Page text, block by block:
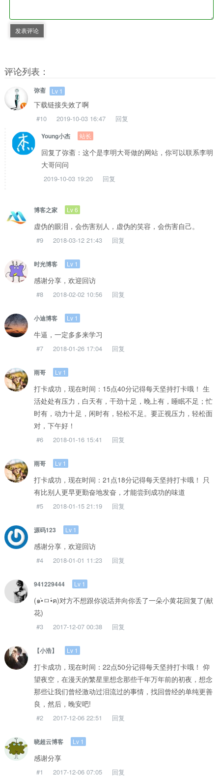
发表评论
评论列表：
弥斋 Lv 1
下载链接失效了啊
#10 2019-10-03 16:47 回复
Young小杰 站长
回复了弥斋：这个是李明大哥做的网站，你可以联系李明
大哥问问
2019-10-03 19:20 回复
博客之家 Lv 6
虚伪的眼泪，会伤害别人，虚伪的笑容，会伤害自己。
#9 2018-03-12 21:43 回复
时光博客 Lv 1
感谢分享，欢迎回访
#8 2018-02-02 10:56 回复
小迪博客 Lv 1
牛逼，一定多多来学习
#7 2018-01-26 17:04 回复
雨哥 Lv 1
打卡成功，现在时间：15点40分记得每天坚持打卡哦！ 生
活处处有压力，白天有，干劲十足，晚上有，睡眠不足；忙
时有，动力十足，闲时有，轻松不足。要正视压力，轻松面
对，下午好！
#6 2018-01-16 15:41 回复
雨哥 Lv 1
打卡成功，现在时间：21点18分记得每天坚持打卡哦！ 只
有比别人更早更勤奋地发奋，才能尝到成功的味道
#5 2018-01-15 21:19 回复
源码123 Lv 1
感谢分享，欢迎回访
#4 2018-01-01 11:23 回复
941229444 Lv 1
(๑•̀ㅁ•́ฅ)对方不想跟你说话并向你丢了一朵小黄花回复了(献
花)
#3 2017-12-07 00:38 回复
【小浩】 Lv 1
打卡成功，现在时间：22点50分记得每天坚持打卡哦！ 仰
望夜空，在漫天的繁星里想念那些千年万年前的初夜，想念
那些让我们曾经激动过泪流过的事情，找回曾经的单纯更善
良，然后，晚安吧!
#2 2017-12-06 22:51 回复
晓超云博客 Lv 1
感谢分享
#1 2017-12-06 07:05 回复